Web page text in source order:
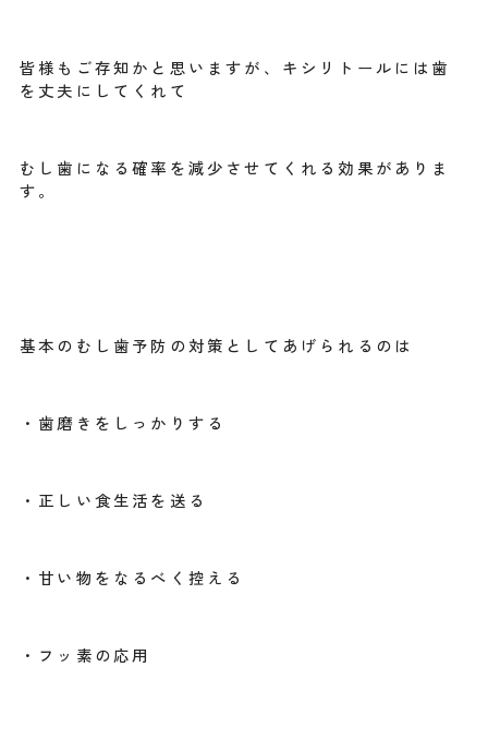
皆様もご存知かと思いますが、キシリトールには歯
を丈夫にしてくれて
むし歯になる確率を減少させてくれる効果がありま
す。
基本のむし歯予防の対策としてあげられるのは
・歯磨きをしっかりする
・正しい食生活を送る
・甘い物をなるべく控える
・フッ素の応用